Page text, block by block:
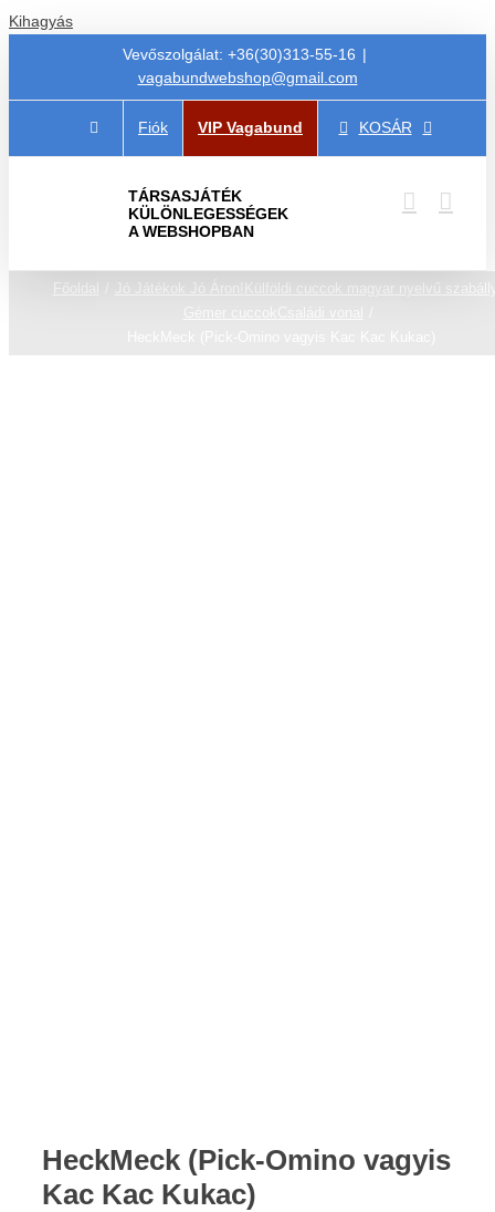
Kihagyás
Vevőszolgálat: +36(30)313-55-16 |
vagabundwebshop@gmail.com
Fiók VIP Vagabund KOSÁR
TÁRSASJÁTÉK
KÜLÖNLEGESSÉGEK
A WEBSHOPBAN
Főoldal Jó Játékok Jó Áron!
Külföldi cuccok magyar nyelvű
HeckMeck (Pick-Omino vagyis
Kac Kac Kukac)